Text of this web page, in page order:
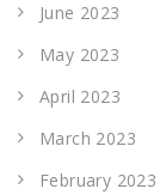
June 2023
May 2023
April 2023
March 2023
February 2023